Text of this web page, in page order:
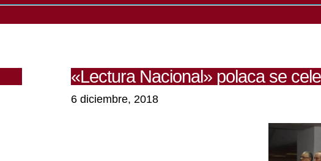
«Lectura Nacional» polaca se
6 diciembre, 2018